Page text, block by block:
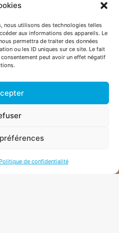
nous utilisons des technologies telles
aux informations des appareils. Le
permettra de traiter des données
ou les ID uniques sur ce site. Le fait
peut avoir un effet négatif
de confidentialité